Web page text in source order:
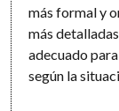
más formal y
más
adecuado
según la